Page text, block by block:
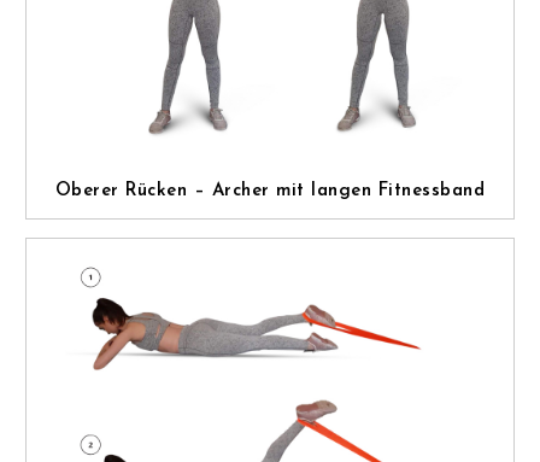
Oberer Rücken – Archer mit langen Fitnessband